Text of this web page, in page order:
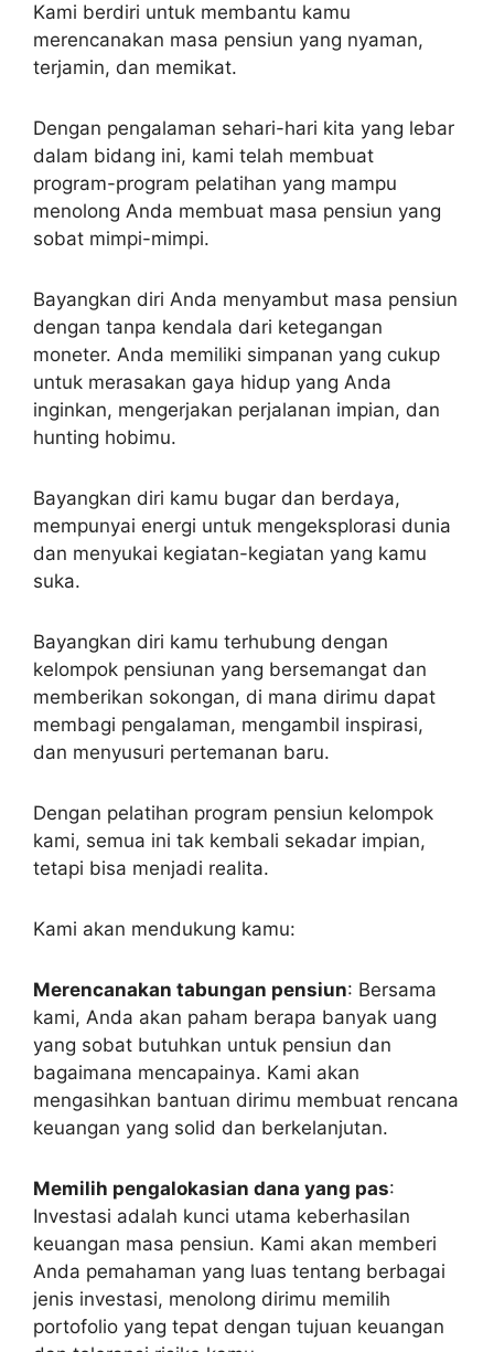
Kami berdiri untuk membantu kamu
merencanakan masa pensiun yang nyaman,
terjamin, dan memikat.
Dengan pengalaman sehari-hari kita yang lebar
dalam bidang ini, kami telah membuat
program-program pelatihan yang mampu
menolong Anda membuat masa pensiun yang
sobat mimpi-mimpi.
Bayangkan diri Anda menyambut masa pensiun
dengan tanpa kendala dari ketegangan
moneter. Anda memiliki simpanan yang cukup
untuk merasakan gaya hidup yang Anda
inginkan, mengerjakan perjalanan impian, dan
hunting hobimu.
Bayangkan diri kamu bugar dan berdaya,
mempunyai energi untuk mengeksplorasi dunia
dan menyukai kegiatan-kegiatan yang kamu
suka.
Bayangkan diri kamu terhubung dengan
kelompok pensiunan yang bersemangat dan
memberikan sokongan, di mana dirimu dapat
membagi pengalaman, mengambil inspirasi,
dan menyusuri pertemanan baru.
Dengan pelatihan program pensiun kelompok
kami, semua ini tak kembali sekadar impian,
tetapi bisa menjadi realita.
Kami akan mendukung kamu:
Merencanakan tabungan pensiun: Bersama
kami, Anda akan paham berapa banyak uang
yang sobat butuhkan untuk pensiun dan
bagaimana mencapainya. Kami akan
mengasihkan bantuan dirimu membuat rencana
keuangan yang solid dan berkelanjutan.
Memilih pengalokasian dana yang pas:
Investasi adalah kunci utama keberhasilan
keuangan masa pensiun. Kami akan memberi
Anda pemahaman yang luas tentang berbagai
jenis investasi, menolong dirimu memilih
portofolio yang tepat dengan tujuan keuangan